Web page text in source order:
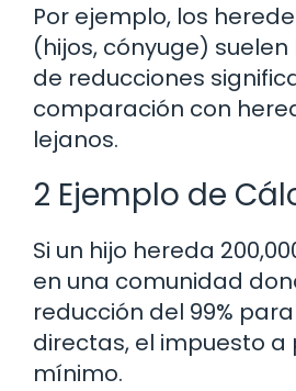
Por ejemplo, los
(hijos, cónyuge)
de reducciones
comparación con
lejanos.
2 Ejemplo de
Si un hijo hereda
en una comunidad
reducción del 99%
directas, el impuesto
mínimo.